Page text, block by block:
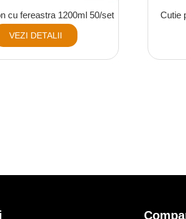
cu fereastra 1200ml 50/set
VEZI DETALII
Cutie